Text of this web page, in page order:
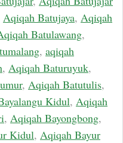
Aqiqah Batujaya, Aqiqah
Batulawang,
, aqiqah
, Aqiqah Baturuyuk,
, Aqiqah Batutulis,
Kidul, Aqiqah
, Aqiqah Bayongbong,
Kidul, Aqiqah Bayur